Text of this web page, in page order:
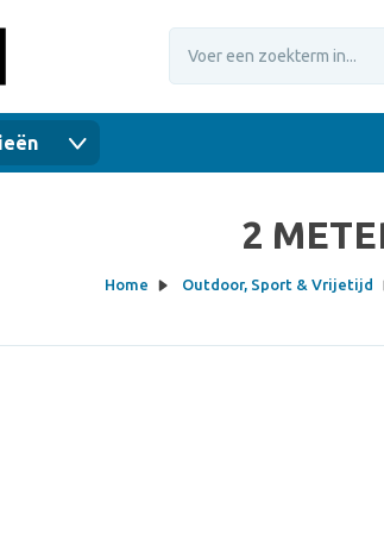
2
Home Outdoor, Sport & Vrijetijd